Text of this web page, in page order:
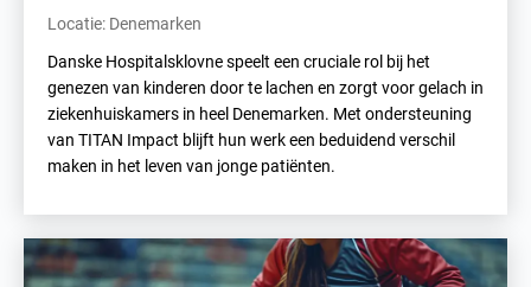
Locatie: Denemarken
Danske Hospitalsklovne speelt een cruciale rol bij het
genezen van kinderen door te lachen en zorgt voor gelach in
ziekenhuiskamers in heel Denemarken. Met ondersteuning
van TITAN Impact blijft hun werk een beduidend verschil
maken in het leven van jonge patiënten.